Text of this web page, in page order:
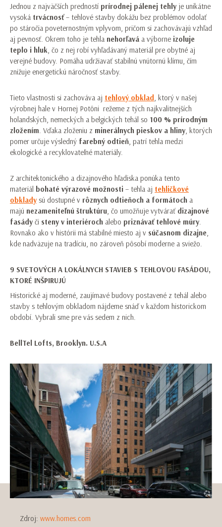
Jednou z najväčších predností prírodnej pálenej tehly je unikátne
vysoká trvácnosť– tehlové stavby dokážu bez problémov odolať
po stáročia poveternostným vplyvom, pričom si zachovávajú vzhľad
aj pevnosť. Okrem toho je tehla nehorľavá a výborne izoluje
teplo i hluk, čo z nej robí vyhľadávaný materiál pre obytné aj
verejné budovy. Pomáha udržiavať stabilnú vnútornú klímu, čím
znižuje energetickú náročnosť stavby.
Tieto vlastnosti si zachováva aj tehlový obklad, ktorý v našej
výrobnej hale v Hornej Potôni režeme z tých najkvalitnejších
holandských, nemeckých a belgických tehál so 100 % prírodným
zložením. Vďaka zloženiu z minerálnych pieskov a hliny, ktorých
pomer určuje výsledný farebný odtieň, patrí tehla medzi
ekologické a recyklovateľné materiály.
Z architektonického a dizajnového hľadiska ponúka tento
materiál bohaté výrazové možnosti – tehla aj tehličkové
obklady sú dostupné v rôznych odtieňoch a formátoch a
majú nezameniteľnú štruktúru, čo umožňuje vytvárať dizajnové
fasády či steny v interiéroch alebo priznávať tehlové múry.
Rovnako ako v histórii má stabilné miesto aj v súčasnom dizajne,
kde nadväzuje na tradíciu, no zároveň pôsobí moderne a sviežo.
9 SVETOVÝCH A LOKÁLNYCH STAVIEB S TEHLOVOU FASÁDOU,
KTORÉ INŠPIRUJÚ
Historické aj moderné, zaujímavé budovy postavené z tehál alebo
stavby s tehlovým obkladom nájdeme snáď v každom historickom
období. Vybrali sme pre vás sedem z nich.
BellTel Lofts, Brooklyn. U.S.A
Zdroj: www.homes.com